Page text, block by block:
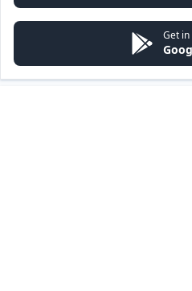
Get in